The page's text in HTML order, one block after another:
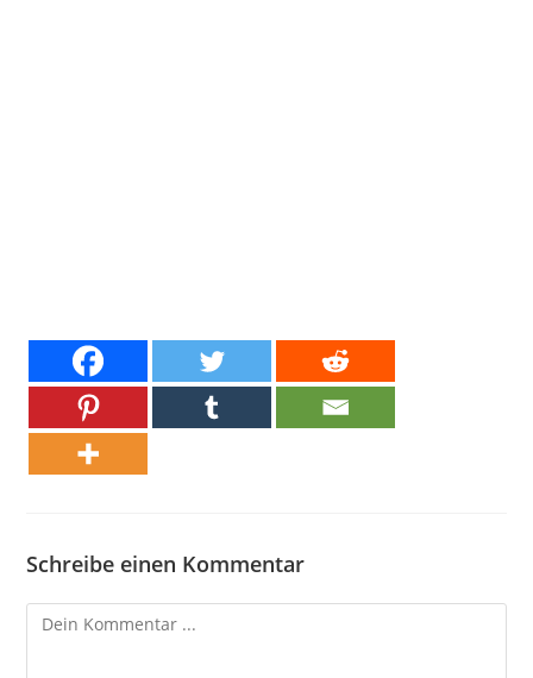
Schreibe einen Kommentar
Kommentieren